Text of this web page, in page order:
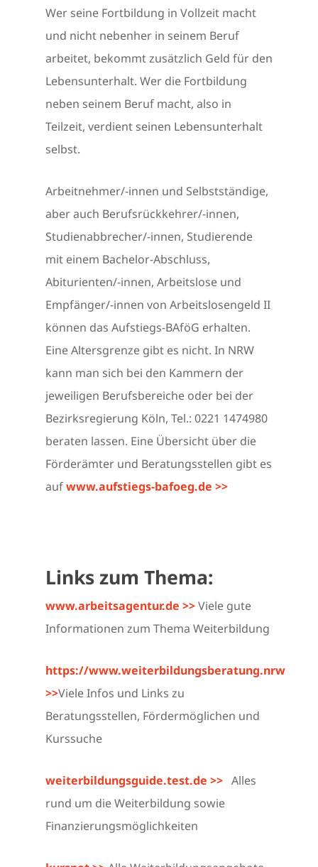
Wer seine Fortbildung in Vollzeit macht
und nicht nebenher in seinem Beruf
arbeitet, bekommt zusätzlich Geld für den
Lebensunterhalt. Wer die Fortbildung
neben seinem Beruf macht, also in
Teilzeit, verdient seinen Lebensunterhalt
selbst.
Arbeitnehmer/-innen und Selbstständige,
aber auch Berufsrückkehrer/-innen,
Studienabbrecher/-innen, Studierende
mit einem Bachelor-Abschluss,
Abiturienten/-innen, Arbeitslose und
Empfänger/-innen von Arbeitslosengeld II
können das Aufstiegs-BAföG erhalten.
Eine Altersgrenze gibt es nicht. In NRW
kann man sich bei den Kammern der
jeweiligen Berufsbereiche oder bei der
Bezirksregierung Köln, Tel.: 0221 1474980
beraten lassen. Eine Übersicht über die
Förderämter und Beratungsstellen gibt es
aufwww.aufstiegs-bafoeg.de >>
Links zum Thema:
www.arbeitsagentur.de >>Viele gute
Informationen zum Thema Weiterbildung
https://www.weiterbildungsberatung.nrw
>>Viele Infos und Links zu
Beratungsstellen, Fördermöglichen und
Kurssuche
weiterbildungsguide.test.de >> Alles
rund um die Weiterbildung sowie
Finanzierungsmöglichkeiten